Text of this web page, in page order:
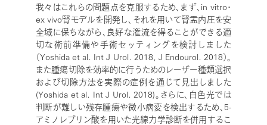
我々はこれらの問題点を克服するため、まず、in vitro・
ex vivo腎モデルを開発し、それを用いて腎盂内圧を安
全域に保ちながら、良好な潅流を得ることができる適
切な術前準備や手術セッティングを検討しました
（Yoshida et al. Int J Urol. 2018, J Endourol. 2018）。
また腫瘍切除を効率的に行うためのレーザー種類選択
および切除方法を実際の症例を通じて見出しました
(Yoshida et al. Int J Urol. 2018)。さらに、白色光では
判断が難しい残存腫瘍や微小病変を検出するため、5-
アミノレブリン酸を用いた光線力学診断を併用するこ